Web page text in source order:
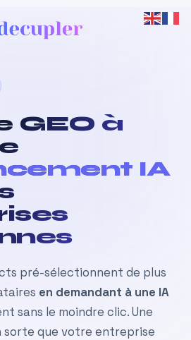
GEO à
IA
pré-sélectionnent de plus
en demandant à une IA
sans le moindre clic. Une
sorte que votre entreprise